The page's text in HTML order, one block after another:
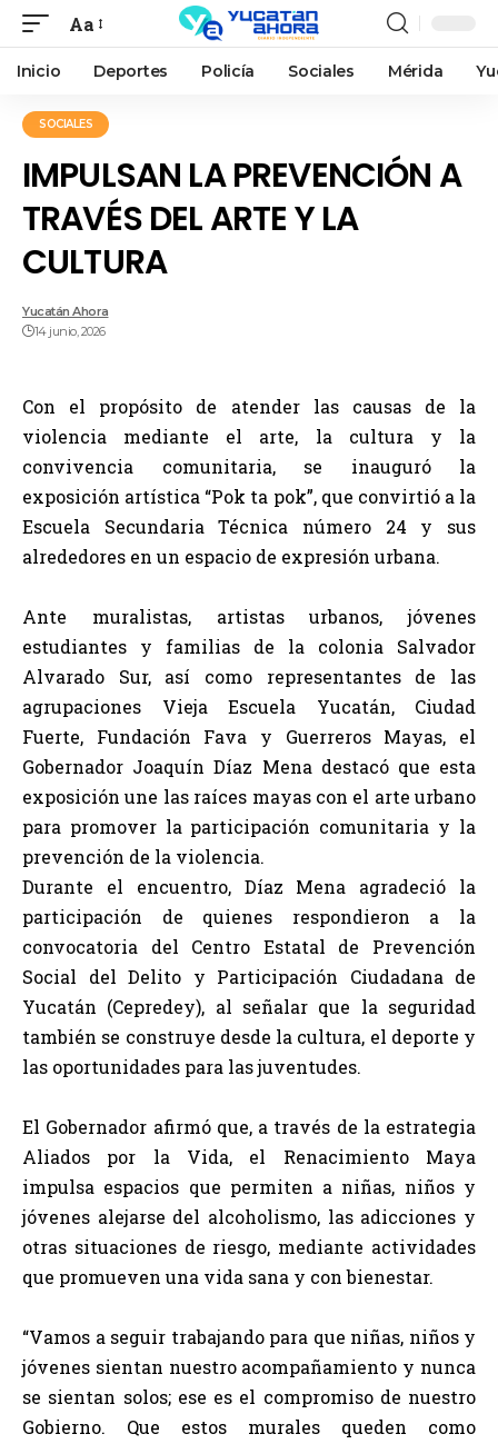
Aa
Inicio Deportes Policía Sociales Mérida
SOCIALES
IMPULSAN LA PREVENCIÓN A
TRAVÉS DEL ARTE Y LA
CULTURA
Yucatán Ahora
14 junio, 2026
Con el propósito de atender las causas de la
violencia mediante el arte, la cultura y la
convivencia comunitaria, se inauguró la
exposición artística “Pok ta pok”, que convirtió a la
Escuela Secundaria Técnica número 24 y sus
alrededores en un espacio de expresión urbana.
Ante muralistas, artistas urbanos, jóvenes
estudiantes y familias de la colonia Salvador
Alvarado Sur, así como representantes de las
agrupaciones Vieja Escuela Yucatán, Ciudad
Fuerte, Fundación Fava y Guerreros Mayas, el
Gobernador Joaquín Díaz Mena destacó que esta
exposición une las raíces mayas con el arte urbano
para promover la participación comunitaria y la
prevención de la violencia.
Durante el encuentro, Díaz Mena agradeció la
participación de quienes respondieron a la
convocatoria del Centro Estatal de Prevención
Social del Delito y Participación Ciudadana de
Yucatán (Cepredey), al señalar que la seguridad
también se construye desde la cultura, el deporte y
las oportunidades para las juventudes.
El Gobernador afirmó que, a través de la estrategia
Aliados por la Vida, el Renacimiento Maya
impulsa espacios que permiten a niñas, niños y
jóvenes alejarse del alcoholismo, las adicciones y
otras situaciones de riesgo, mediante actividades
que promueven una vida sana y con bienestar.
“Vamos a seguir trabajando para que niñas, niños y
jóvenes sientan nuestro acompañamiento y nunca
se sientan solos; ese es el compromiso de nuestro
Gobierno. Que estos murales queden como